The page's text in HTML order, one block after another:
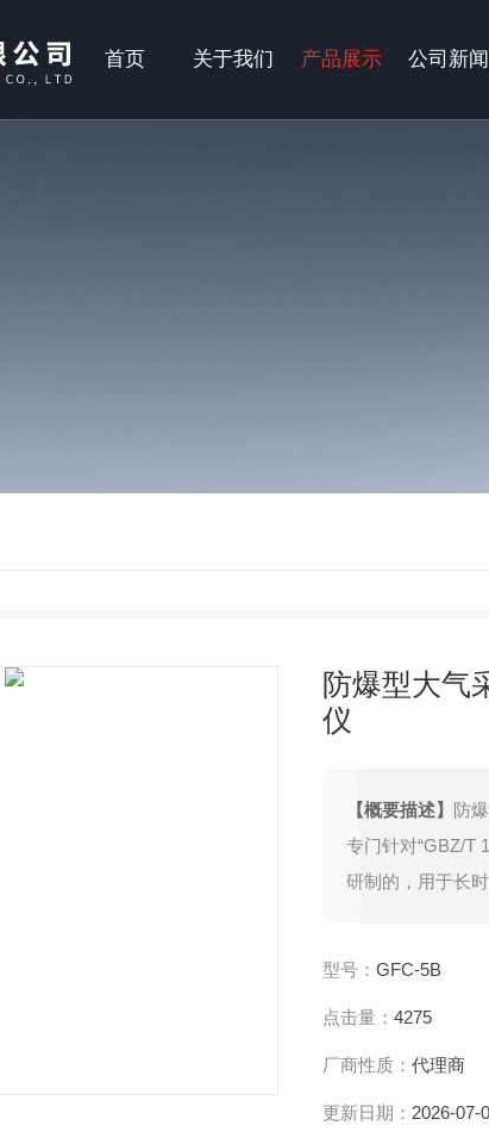
首页 关于我们 产品展示 公司新闻
防爆型大气
仪
【概要描述】 防
专门针对“GBZ/T
研制的，用于长
型号： GFC-5B
点击量： 4275
厂商性质： 代理商
更新日期： 2026-07-